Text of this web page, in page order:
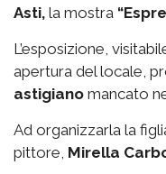
Asti, la mostra
L’esposizione,
apertura del locale,
astigiano mancato
Ad organizzarla la
pittore, Mirella